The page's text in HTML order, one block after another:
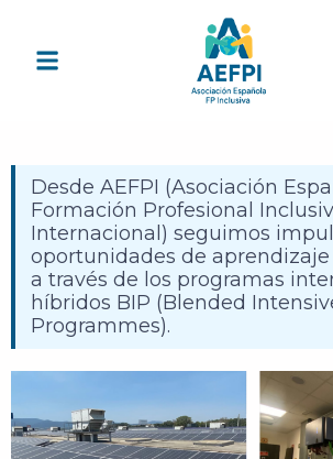
Desde AEFPI (Asociación
Formación Profesional
Internacional) seguimos
oportunidades de
a través de los programas
híbridos BIP (Blended
Programmes).